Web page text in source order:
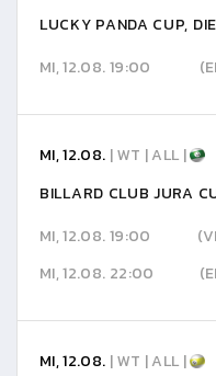
LUCKY PANDA CUP,
MI, 12.08. 19:00
MI, 12.08. | WT | ALL |
BILLARD CLUB JURA
MI, 12.08. 19:00
MI, 12.08. 22:00
MI, 12.08. | WT | ALL |